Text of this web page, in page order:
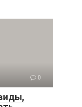
0